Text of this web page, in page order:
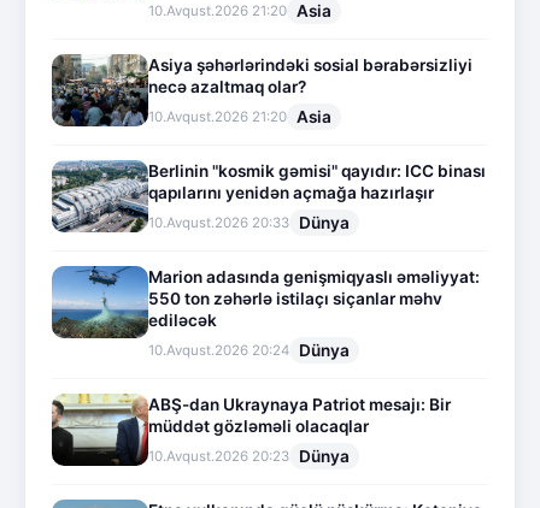
10.Avqust.2026 21:20 Asia
Asiya şəhərlərindəki sosial bərabərsizliyi
necə azaltmaq olar?
10.Avqust.2026 21:20 Asia
Berlinin "kosmik gəmisi" qayıdır: ICC binası
qapılarını yenidən açmağa hazırlaşır
10.Avqust.2026 20:33 Dünya
Marion adasında genişmiqyaslı əməliyyat:
550 ton zəhərlə istilaçı siçanlar məhv
ediləcək
10.Avqust.2026 20:24 Dünya
ABŞ-dan Ukraynaya Patriot mesajı: Bir
müddət gözləməli olacaqlar
10.Avqust.2026 20:23 Dünya